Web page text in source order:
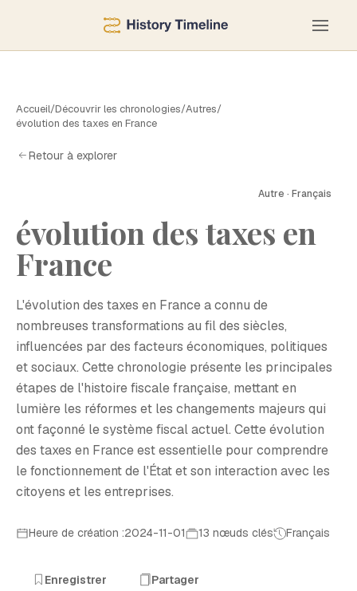
Accueil/Découvrir les chronologies/Autres/
évolution des taxes en France
Retour à explorer
Autre · Français
évolution des taxes en
France
L'évolution des taxes en France a connu de
nombreuses transformations au fil des siècles,
influencées par des facteurs économiques, politiques
et sociaux. Cette chronologie présente les principales
étapes de l'histoire fiscale française, mettant en
lumière les réformes et les changements majeurs qui
ont façonné le système fiscal actuel. Cette évolution
des taxes en France est essentielle pour comprendre
le fonctionnement de l'État et son interaction avec les
citoyens et les entreprises.
Heure de création :2024-11-01 13 nœuds clés Français
Enregistrer Partager